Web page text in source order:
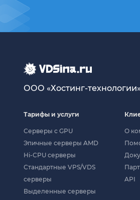
ООО «Хостинг-технологии»
Тарифы и услуги
Серверы с GPU
Эпичные серверы AMD
Hi-CPU серверы
Стандартные VPS/VDS
серверы
Выделенные серверы
О
API